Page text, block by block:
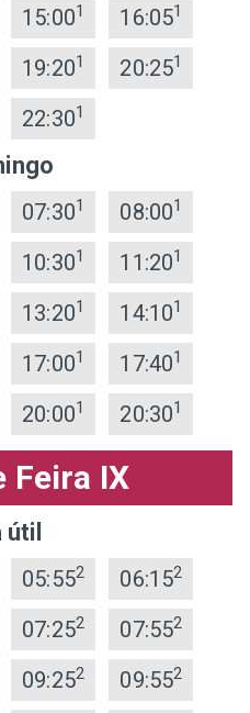
15:001 16:051
19:201 20:251
22:301
07:301 08:001
10:301 11:201
13:201 14:101
17:001 17:401
20:001 20:301
Feira IX
útil
05:552 06:152
07:252 07:552
09:252 09:552